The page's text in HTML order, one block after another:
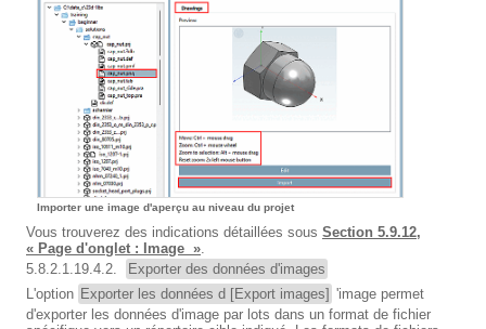
Importer une image d'aperçu au niveau du projet
Vous trouverez des indications détaillées sous Section 5.9.12,
« Page d'onglet : Image ».
5.8.2.1.19.4.2.
Exporter des données d'images
L'option Exporter les données d [Export images] 'image permet
d'exporter les données d'image par lots dans un format de fichier